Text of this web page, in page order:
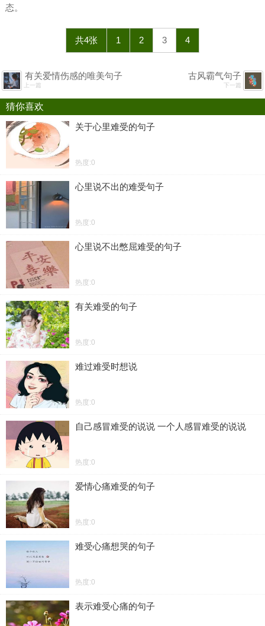
态。
共4张 1 2 3 4
有关爱情伤感的唯美句子
上一篇
古风霸气句子
下一篇
猜你喜欢
关于心里难受的句子
热度:0
心里说不出的难受句子
热度:0
心里说不出憋屈难受的句子
热度:0
有关难受的句子
热度:0
难过难受时想说
热度:0
自己感冒难受的说说 一个人感冒难受的说说
热度:0
爱情心痛难受的句子
热度:0
难受心痛想哭的句子
热度:0
表示难受心痛的句子